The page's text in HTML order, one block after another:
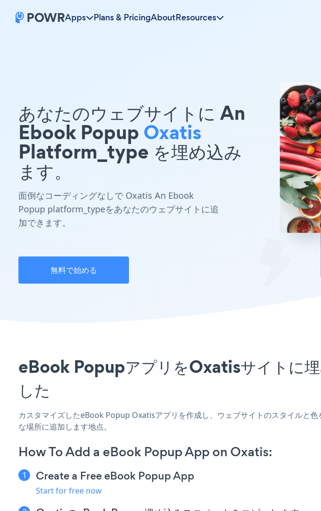
Apps Plans & PricingAboutResources
あなたのウェブサイトに An
Ebook PopupOxatis
Platform_type を埋め込み
ます。
面倒なコーディングなしで Oxatis An Ebook
Popup platform_typeをあなたのウェブサイトに追
加できます。
無料で始める
eBook PopupアプリをOxatisサイトに
した
カスタマイズしたeBook Popup Oxatisアプリを作成し、ウェブサイトのスタイルと
な場所に追加します地点。
How To Add a eBook Popup App on Oxatis:
Create a Free eBook Popup App
Start for free now